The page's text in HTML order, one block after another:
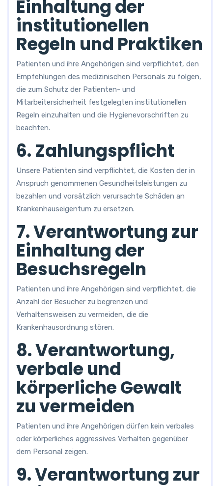
Einhaltung der
institutionellen
Regeln und Praktiken
Patienten und ihre Angehörigen sind verpflichtet, den
Empfehlungen des medizinischen Personals zu folgen,
die zum Schutz der Patienten- und
Mitarbeitersicherheit festgelegten institutionellen
Regeln einzuhalten und die Hygienevorschriften zu
beachten.
6. Zahlungspflicht
Unsere Patienten sind verpflichtet, die Kosten der in
Anspruch genommenen Gesundheitsleistungen zu
bezahlen und vorsätzlich verursachte Schäden an
Krankenhauseigentum zu ersetzen.
7. Verantwortung zur
Einhaltung der
Besuchsregeln
Patienten und ihre Angehörigen sind verpflichtet, die
Anzahl der Besucher zu begrenzen und
Verhaltensweisen zu vermeiden, die die
Krankenhausordnung stören.
8. Verantwortung,
verbale und
körperliche Gewalt
zu vermeiden
Patienten und ihre Angehörigen dürfen kein verbales
oder körperliches aggressives Verhalten gegenüber
dem Personal zeigen.
9. Verantwortung zur